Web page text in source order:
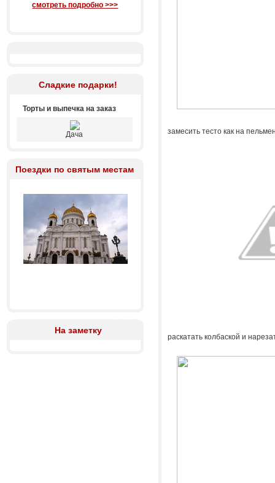
смотреть подробно >>>
Сладкие подарки!
Торты и выпечка на заказ
Дача
Поездки по святым местам
На заметку
замесить тесто как на
раскатать колбаской и